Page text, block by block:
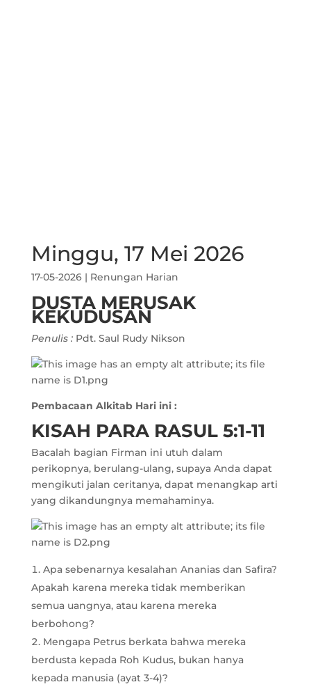
Minggu, 17 Mei 2026
17-05-2026| Renungan Harian
DUSTA MERUSAK
KEKUDUSAN
Penulis : Pdt. Saul Rudy Nikson
Pembacaan Alkitab Hari ini :
KISAH PARA RASUL 5:1-11
Bacalah bagian Firman ini utuh dalam
perikopnya, berulang-ulang, supaya Anda dapat
mengikuti jalan ceritanya, dapat menangkap arti
yang dikandungnya memahaminya.
Apa sebenarnya kesalahan Ananias dan Safira?
Apakah karena mereka tidak memberikan
semua uangnya, atau karena mereka
berbohong?
Mengapa Petrus berkata bahwa mereka
berdusta kepada Roh Kudus, bukan hanya
kepada manusia (ayat 3-4)?